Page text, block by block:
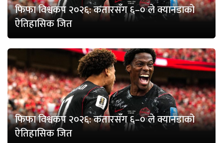
फिफा विश्वकप २०२६: कतारसँग ६–० ले क्यानडाको
ऐतिहासिक जित
फिफा विश्वकप २०२६: कतारसँग ६–० ले क्यानडाको
ऐतिहासिक जित